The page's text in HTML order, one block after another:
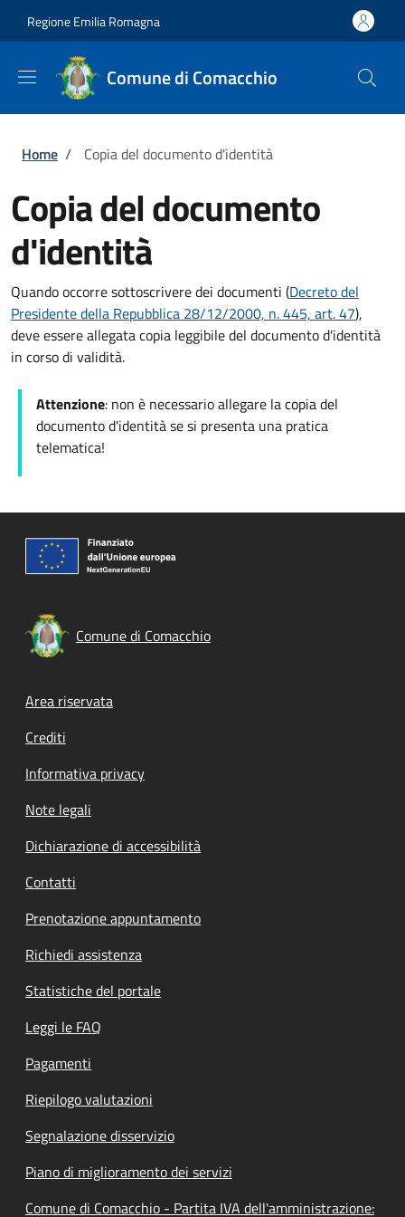
Regione Emilia Romagna
Comune di Comacchio
Briciole di pane
Home / Copia del documento d'identità
Copia del documento
d'identità
Quando occorre sottoscrivere dei documenti (Decreto del
Presidente della Repubblica 28/12/2000, n. 445, art. 47),
deve essere allegata copia leggibile del documento d'identità
in corso di validità.
Attenzione: non è necessario allegare la copia del
documento d'identità se si presenta una pratica
telematica!
Comune di Comacchio
Footer menu
Area riservata
Crediti
Informativa privacy
Note legali
Dichiarazione di accessibilità
Contatti
Prenotazione appuntamento
Richiedi assistenza
Statistiche del portale
Leggi le FAQ
Pagamenti
Riepilogo valutazioni
Segnalazione disservizio
Piano di miglioramento dei servizi
Comune di Comacchio - Partita IVA dell'amministrazione: